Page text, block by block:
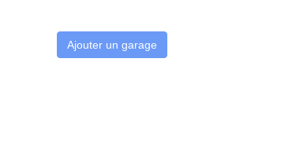
Ajouter un garage